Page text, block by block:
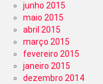
junho 2015
maio 2015
abril 2015
março 2015
fevereiro 2015
janeiro 2015
dezembro 2014